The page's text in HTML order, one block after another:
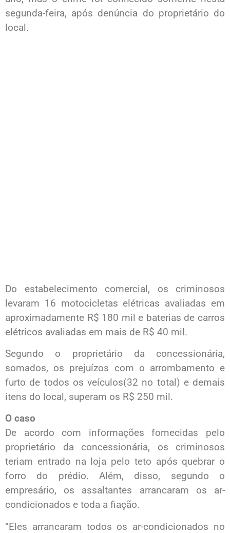
segunda-feira, após denúncia do proprietário do
local.
Do estabelecimento comercial, os criminosos
levaram 16 motocicletas elétricas avaliadas em
aproximadamente R$ 180 mil e baterias de carros
elétricos avaliadas em mais de R$ 40 mil.
Segundo o proprietário da concessionária,
somados, os prejuízos com o arrombamento e
furto de todos os veículos(32 no total) e demais
itens do local, superam os R$ 250 mil.
O caso
De acordo com informações fornecidas pelo
proprietário da concessionária, os criminosos
teriam entrado na loja pelo teto após quebrar o
forro do prédio. Além, disso, segundo o
empresário, os assaltantes arrancaram os ar-
condicionados e toda a fiação.
“Eles arrancaram todos os ar-condicionados no